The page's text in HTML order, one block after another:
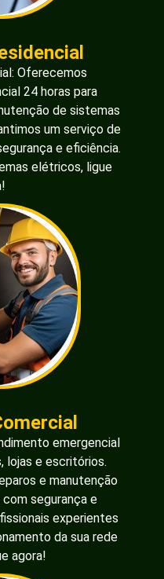
Oferecemos
24 horas para
de sistemas
um serviço de
e eficiência.
elétricos, ligue
emergencial
lojas e escritórios.
e manutenção
segurança e
experientes
da sua rede
agora!